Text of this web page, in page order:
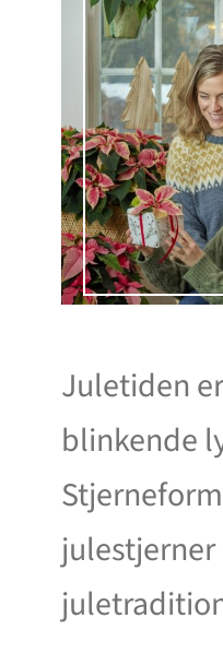
Juletiden
blinkende